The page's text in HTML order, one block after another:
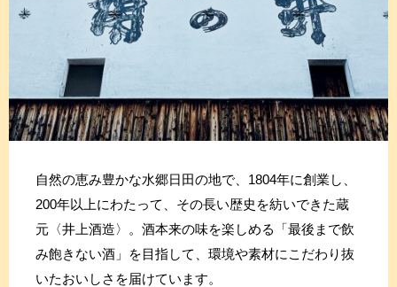
自然の恵み豊かな水郷日田の地で、1804年に創業し、
200年以上にわたって、その長い歴史を紡いできた蔵
元〈井上酒造〉。酒本来の味を楽しめる「最後まで飲
み飽きない酒」を目指して、環境や素材にこだわり抜
いたおいしさを届けています。